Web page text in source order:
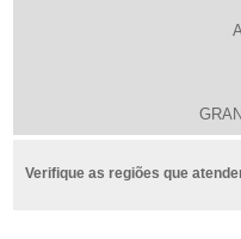
Verifique as regiões que